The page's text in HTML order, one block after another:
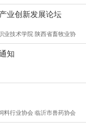
疗行业协会
业创新发展论坛
业技术学院 陕西省畜牧业协
知
料行业协会 临沂市兽药协会